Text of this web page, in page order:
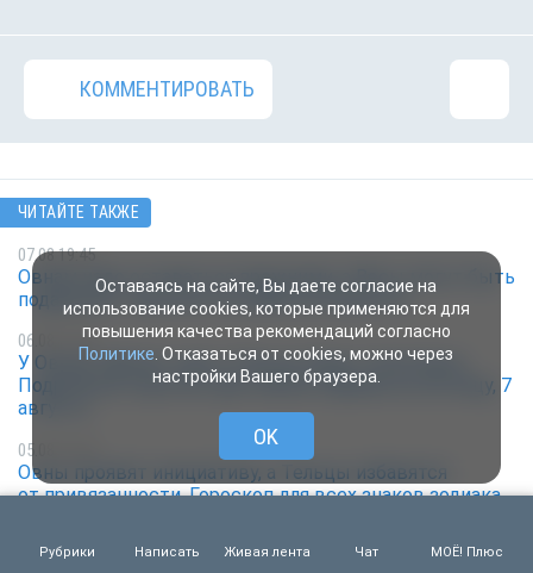
КОММЕНТИРОВАТЬ
ЧИТАЙТЕ ТАКЖЕ
07.08 19:45
Овнам надо оставаться прежними, а Весы могут быть
подавлены. Гороскоп на субботу, 8 августа
06.08 19:45
У Овнов заболит шея, а Тельцы будут позитивны.
Подробный гороскоп для знаков зодиака на пятницу, 7
августа
05.08 19:45
Овны проявят инициативу, а Тельцы избавятся
от привязанности. Гороскоп для всех знаков зодиака
04.08 19:45
Рубрики Написать Живая лента Чат МОЁ! Плюс
Оставаясь на сайте, Вы даете согласие на
использование cookies, которые применяются для
повышения качества рекомендаций согласно
Политике . Отказаться от cookies, можно через
настройки Вашего браузера.
OK